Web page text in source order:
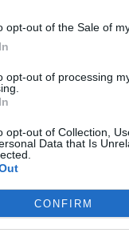
opt-out of the Sale of
opt-out of processing
opt-out of Collection,
Data that Is
CONFIRM
όλους τους
και τον
στην